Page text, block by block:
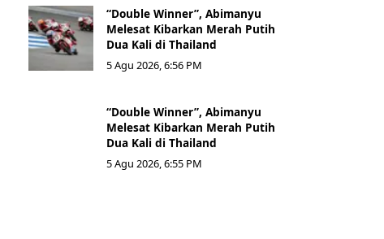
“Double Winner”, Abimanyu
Melesat Kibarkan Merah Putih
Dua Kali di Thailand
5 Agu 2026, 6:56 PM
“Double Winner”, Abimanyu
Melesat Kibarkan Merah Putih
Dua Kali di Thailand
5 Agu 2026, 6:55 PM